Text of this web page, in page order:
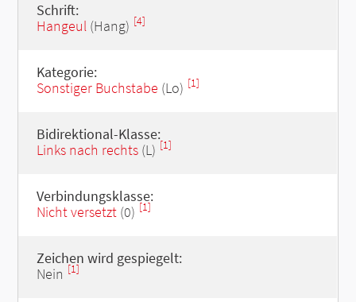
Schrift:
Hangeul(Hang) [4]
Kategorie:
Sonstiger Buchstabe (Lo) [1]
Bidirektional-Klasse:
Links nach rechts(L) [1]
Verbindungsklasse:
Nicht versetzt(0) [1]
Zeichen wird gespiegelt:
Nein [1]